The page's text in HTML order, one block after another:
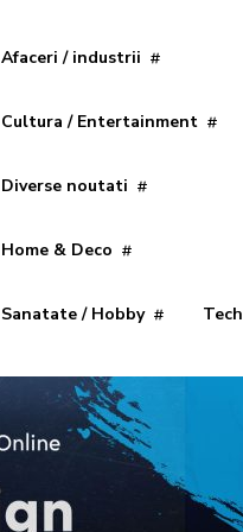
Afaceri / industrii
Cultura / Entertainment
Diverse noutati
Home & Deco
Sanatate / Hobby Tech